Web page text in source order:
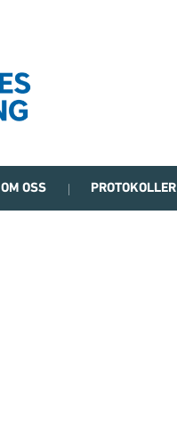
OM OSS PROTOKOLLER